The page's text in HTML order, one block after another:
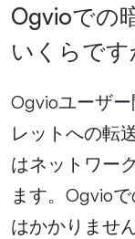
Ogvioでの
いくらです
Ogvioユーザ
レットへの転
はネットワー
ます。Ogvio
はかかりませ